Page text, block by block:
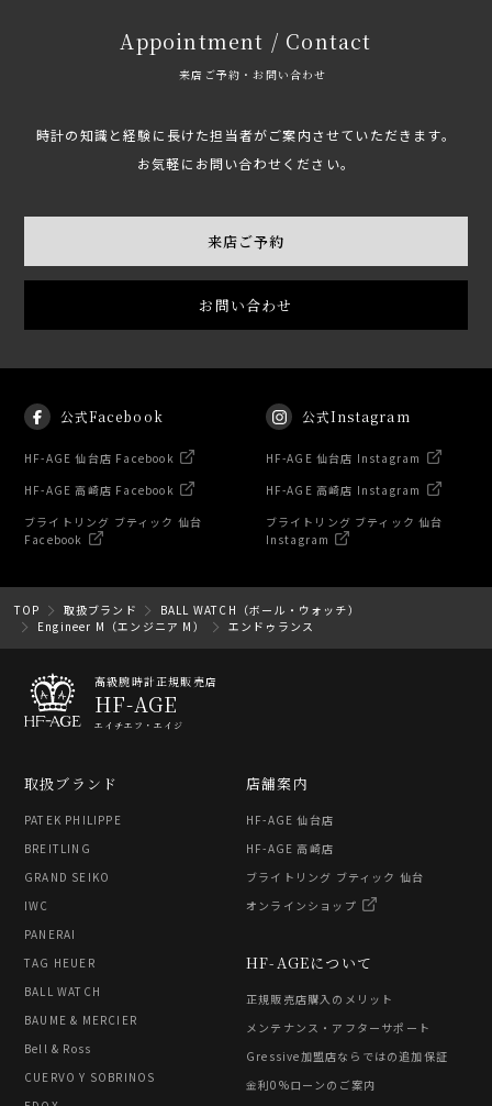
Appointment / Contact
来店ご予約・お問い合わせ
時計の知識と経験に長けた担当者がご案内させていただきます。
お気軽にお問い合わせください。
来店ご予約
お問い合わせ
公式Facebook
HF-AGE 仙台店 Facebook
HF-AGE 高崎店 Facebook
ブライトリング ブティック 仙台
Facebook
公式Instagram
HF-AGE 仙台店 Instagram
HF-AGE 高崎店 Instagram
ブライトリング ブティック 仙台
Instagram
TOP 取扱ブランド
BALL WATCH（ボール・ウォッチ）
Engineer M（エンジニア M）
エンドゥランス
高級腕時計正規販売店
HF-AGE
エイチエフ・エイジ
取扱ブランド
PATEK PHILIPPE
BREITLING
GRAND SEIKO
IWC
PANERAI
TAG HEUER
BALL WATCH
BAUME & MERCIER
Bell & Ross
CUERVO Y SOBRINOS
HF-AGEについて
正規販売店購入のメリット
メンテナンス・アフターサポート
Gressive加盟店ならではの追加保証
金利0%ローンのご案内
店舗案内
HF-AGE 仙台店
HF-AGE 高崎店
ブライトリング ブティック 仙台
オンラインショップ